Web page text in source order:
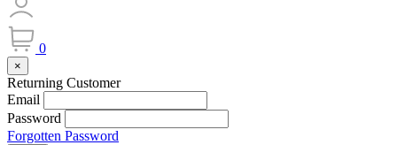
0
×
Returning Customer
Email
Password
Forgotten Password